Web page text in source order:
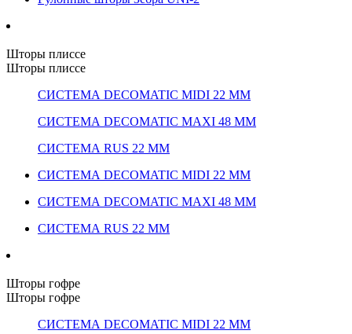
Шторы плиссе
Шторы плиссе
СИСТЕМА DECOMATIC MIDI 22 ММ
СИСТЕМА DECOMATIC MAXI 48 ММ
СИСТЕМА RUS 22 ММ
СИСТЕМА DECOMATIC MIDI 22 ММ
СИСТЕМА DECOMATIC MAXI 48 ММ
СИСТЕМА RUS 22 ММ
Шторы гофре
Шторы гофре
СИСТЕМА DECOMATIC MIDI 22 ММ